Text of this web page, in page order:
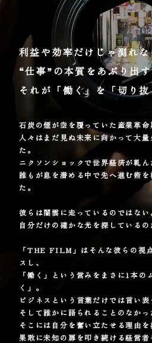
利益や効率だけじゃ測れ
“仕事”の本質をあぶり出
それが「働く」を「切り
石炭の煙が空を覆っていた産業革命
人々はまだ見ぬ未来に向かって大
た。
ニクソンショックで世界経済が軋ん
誰もが息を潜める中で先へ進む術
た。
彼らは闇雲に走っているのではない
自分だけの確かな光を探しているの
「THE FILM」はそんな彼らの視
スし、
「働く」という営みをまさに1本
く」。
ビジネスという言葉だけでは言い表
そして誰かに語られることのなかっ
そこには自分を奮い立たせる理由を
果敢に未知の扉を叩き続ける経営